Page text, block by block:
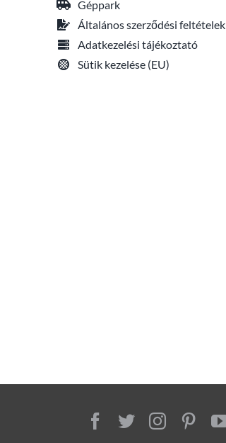
Géppark
Általános szerződési feltételek
Adatkezelési tájékoztató
Sütik kezelése (EU)